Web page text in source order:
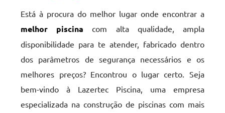
Está à procura do melhor lugar onde encontrar a
melhor piscina com alta qualidade, ampla
disponibilidade para te atender, fabricado dentro
dos parâmetros de segurança necessários e os
melhores preços? Encontrou o lugar certo. Seja
bem-vindo à Lazertec Piscina, uma empresa
especializada na construção de piscinas com mais